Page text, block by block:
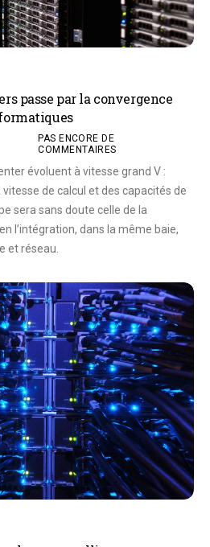
passe par la convergence
PAS ENCORE DE
COMMENTAIRES
évoluent à vitesse grand V :
de calcul et des capacités de
sera sans doute celle de la
l’intégration, dans la même baie,
et réseau.